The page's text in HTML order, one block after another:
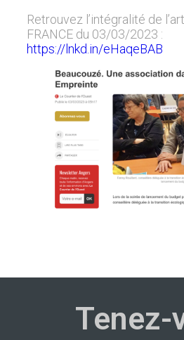
Retrouvez l’intégralité de
FRANCE du 03/03/2023 :
https://lnkd.in/eHaqeBAB
Tenez-